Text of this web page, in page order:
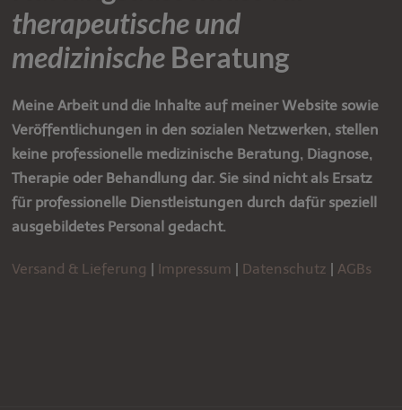
therapeutische und
medizinische Beratung
Meine Arbeit und die Inhalte auf meiner Website sowie
Veröffentlichungen in den sozialen Netzwerken, stellen
keine professionelle medizinische Beratung, Diagnose,
Therapie oder Behandlung dar. Sie sind nicht als Ersatz
für professionelle Dienstleistungen durch dafür speziell
ausgebildetes Personal gedacht.
Versand & Lieferung | Impressum | Datenschutz |AGBs